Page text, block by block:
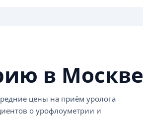
в Москве
цены на приём уролога
о урофлоуметрии и